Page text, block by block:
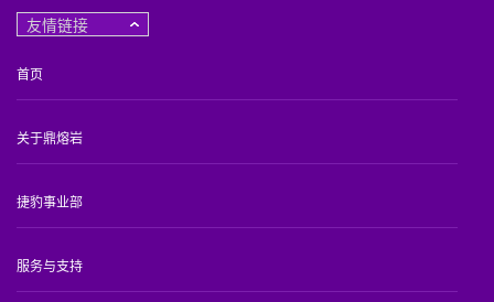
友情链接
首页
关于鼎熔岩
捷豹事业部
服务与支持